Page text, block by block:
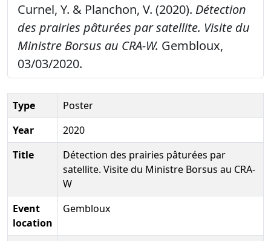
Curnel, Y. & Planchon, V. (2020). Détection
des prairies pâturées par satellite. Visite du
Ministre Borsus au CRA-W. Gembloux,
03/03/2020.
Type
Poster
Year
2020
Title
Détection des prairies pâturées par
satellite. Visite du Ministre Borsus au CRA-
W
Event
location
Gembloux